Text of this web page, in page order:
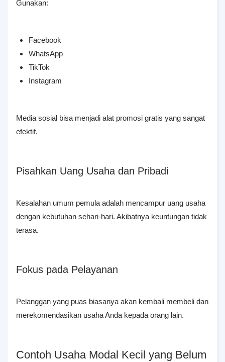
Gunakan:
Facebook
WhatsApp
TikTok
Instagram
Media sosial bisa menjadi alat promosi gratis yang sangat
efektif.
Pisahkan Uang Usaha dan Pribadi
Kesalahan umum pemula adalah mencampur uang usaha
dengan kebutuhan sehari-hari. Akibatnya keuntungan tidak
terasa.
Fokus pada Pelayanan
Pelanggan yang puas biasanya akan kembali membeli dan
merekomendasikan usaha Anda kepada orang lain.
Contoh Usaha Modal Kecil yang Belum